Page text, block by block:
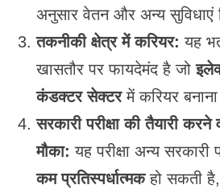
अनुसार वेतन और अन्य सुविधाएं
तकनीकी क्षेत्र में करियर: यह
खासतौर पर फायदेमंद है जो
कंडक्टर सेक्टरमें करियर
सरकारी परीक्षा की तैयारी
मौका: यह परीक्षा अन्य सरकारी
कम प्रतिस्पर्धात्मकहो सकती